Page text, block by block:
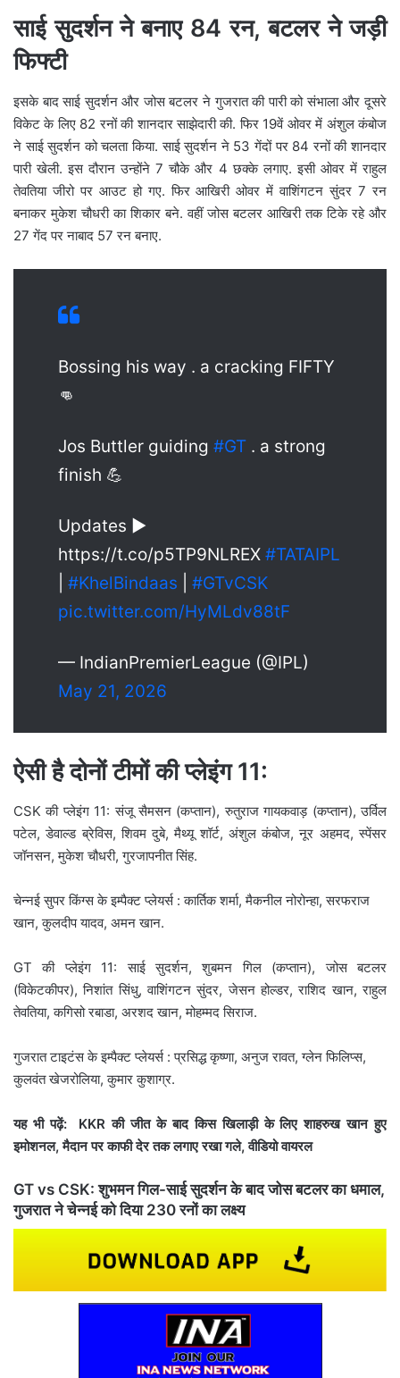
साई सुदर्शन ने बनाए 84 रन, बटलर ने जड़ी
फिफ्टी
इसके बाद साई सुदर्शन और जोस बटलर ने गुजरात की पारी को संभाला और दूसरे
विकेट के लिए 82 रनों की शानदार साझेदारी की. फिर 19वें ओवर में अंशुल कंबोज
ने साई सुदर्शन को चलता किया. साई सुदर्शन ने 53 गेंदों पर 84 रनों की शानदार
पारी खेली. इस दौरान उन्होंने 7 चौके और 4 छक्के लगाए. इसी ओवर में राहुल
तेवतिया जीरो पर आउट हो गए. फिर आखिरी ओवर में वाशिंगटन सुंदर 7 रन
बनाकर मुकेश चौधरी का शिकार बने. वहीं जोस बटलर आखिरी तक टिके रहे और
27 गेंद पर नाबाद 57 रन बनाए.
Bossing his way . a cracking FIFTY
👊
Jos Buttler guiding #GT . a strong
finish 💪
Updates ▶️
https://t.co/p5TP9NLREX #TATAIPL
#KhelBindaas
#GTvCSK
pic.twitter.com/HyMLdv88tF
— IndianPremierLeague (@IPL)
May 21, 2026
ऐसी है दोनों टीमों की प्लेइंग 11:
CSK की प्लेइंग 11: संजू सैमसन (कप्तान), रुतुराज गायकवाड़ (कप्तान), उर्विल
पटेल, डेवाल्ड ब्रेविस, शिवम दुबे, मैथ्यू शॉर्ट, अंशुल कंबोज, नूर अहमद, स्पेंसर
जॉनसन, मुकेश चौधरी, गुरजापनीत सिंह.
चेन्नई सुपर किंग्स के इम्पैक्ट प्लेयर्स : कार्तिक शर्मा, मैकनील नोरोन्हा, सरफराज
खान, कुलदीप यादव, अमन खान.
GT की प्लेइंग 11: साई सुदर्शन, शुबमन गिल (कप्तान), जोस बटलर
(विकेटकीपर), निशांत सिंधु, वाशिंगटन सुंदर, जेसन होल्डर, राशिद खान, राहुल
तेवतिया, कगिसो रबाडा, अरशद खान, मोहम्मद सिराज.
गुजरात टाइटंस के इम्पैक्ट प्लेयर्स : प्रसिद्ध कृष्णा, अनुज रावत, ग्लेन फिलिप्स,
कुलवंत खेजरोलिया, कुमार कुशाग्र.
यह भी पढ़ें: KKR की जीत के बाद किस खिलाड़ी के लिए शाहरुख खान हुए
इमोशनल, मैदान पर काफी देर तक लगाए रखा गले, वीडियो वायरल
GT vs CSK: शुभमन गिल-साई सुदर्शन के बाद जोस बटलर का धमाल,
गुजरात ने चेन्नई को दिया 230 रनों का लक्ष्य